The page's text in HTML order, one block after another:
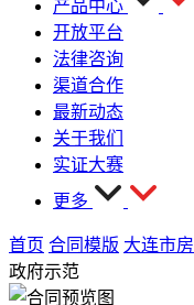
产品中心
开放平台
法律咨询
渠道合作
最新动态
关于我们
实证大赛
更多
首页 合同模版 大连市
政府示范